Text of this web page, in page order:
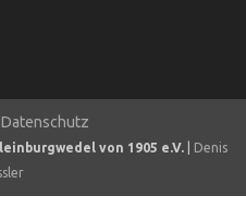
Datenschutz
von 1905 e.V.
Denis